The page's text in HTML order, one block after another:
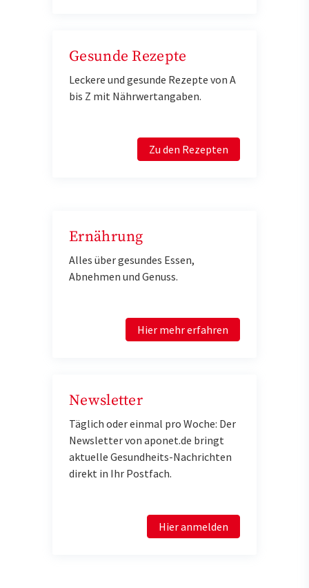
Gesunde Rezepte
Leckere und gesunde Rezepte von A
bis Z mit Nährwertangaben.
Zu den Rezepten
Ernährung
Alles über gesundes Essen,
Abnehmen und Genuss.
Hier mehr erfahren
Newsletter
Täglich oder einmal pro Woche: Der
Newsletter von aponet.de bringt
aktuelle Gesundheits-Nachrichten
direkt in Ihr Postfach.
Hier anmelden